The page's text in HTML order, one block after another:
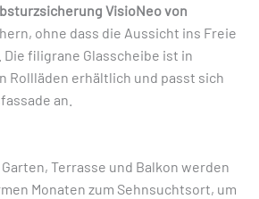
VisioNeo von
ohne dass die Aussicht ins Freie
filigrane Glasscheibe ist in
Rollläden erhältlich und passt sich
an.
Terrasse und Balkon werden
Monaten zum Sehnsuchtsort, um